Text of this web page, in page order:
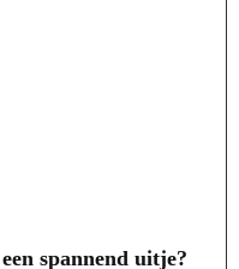
spannend uitje?